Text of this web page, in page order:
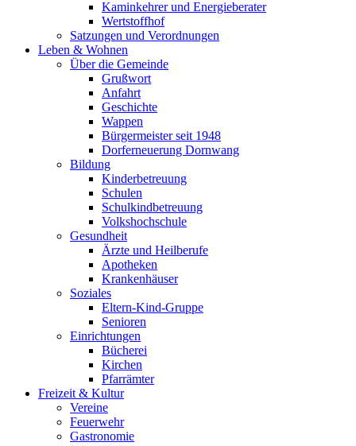
Kaminkehrer und Energieberater
Wertstoffhof
Satzungen und Verordnungen
Leben & Wohnen
Über die Gemeinde
Grußwort
Anfahrt
Geschichte
Wappen
Bürgermeister seit 1948
Dorferneuerung Dornwang
Bildung
Kinderbetreuung
Schulen
Schulkindbetreuung
Volkshochschule
Gesundheit
Ärzte und Heilberufe
Apotheken
Krankenhäuser
Soziales
Eltern-Kind-Gruppe
Senioren
Einrichtungen
Bücherei
Kirchen
Pfarrämter
Freizeit & Kultur
Vereine
Feuerwehr
Gastronomie